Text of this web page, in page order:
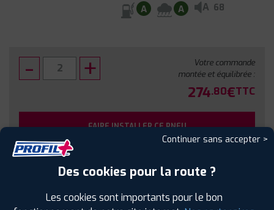
A A A 68
Votre commande
montée et équilibrée :
274.80€TTC
FAIRE INSTALLER CE PNEU
Sous réserve de disponibilité en agence
Continuer sans accepter >
Des cookies pour la route ?
Les cookies sont importants pour le bon